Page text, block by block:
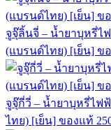
จูจุ๊ลิ้นจี่ – น้ำยาบุหรี่ไฟ
(แบรนด์ไทย) [เย็น] ข
จูจุ๊กี่วี่ – น้ำยาบุหรี่ไฟฟ้
ไทย) [เย็น] ของแท้